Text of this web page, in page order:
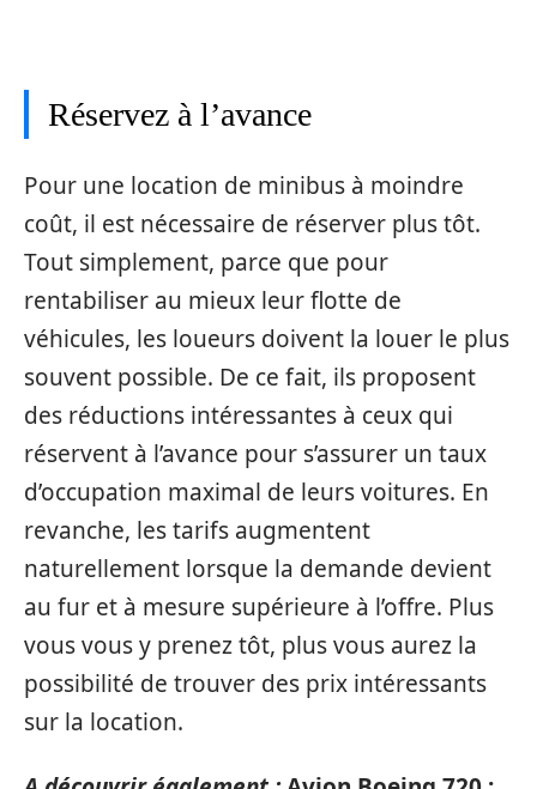
Réservez à l’avance
Pour une location de minibus à moindre
coût, il est nécessaire de réserver plus tôt.
Tout simplement, parce que pour
rentabiliser au mieux leur flotte de
véhicules, les loueurs doivent la louer le plus
souvent possible. De ce fait, ils proposent
des réductions intéressantes à ceux qui
réservent à l’avance pour s’assurer un taux
d’occupation maximal de leurs voitures. En
revanche, les tarifs augmentent
naturellement lorsque la demande devient
au fur et à mesure supérieure à l’offre. Plus
vous vous y prenez tôt, plus vous aurez la
possibilité de trouver des prix intéressants
sur la location.